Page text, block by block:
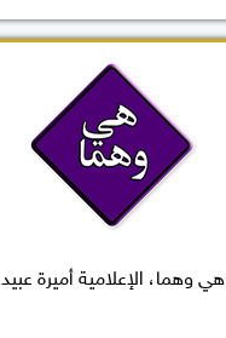
هي وهما، الإعلامية أميرة عبيد